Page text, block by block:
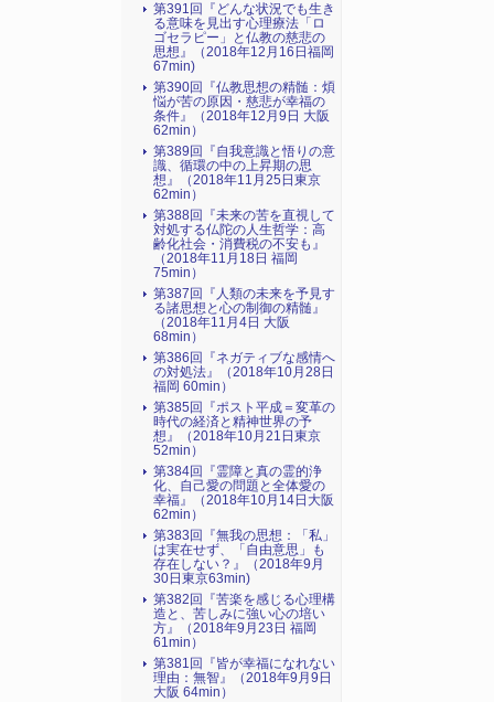
第391回『どんな状況でも生き
る意味を見出す心理療法「ロ
ゴセラピー」と仏教の慈悲の
思想』（2018年12月16日福岡
67min)
第390回『仏教思想の精髄：煩
悩が苦の原因・慈悲が幸福の
条件』（2018年12月9日 大阪
62min）
第389回『自我意識と悟りの意
識、循環の中の上昇期の思
想』（2018年11月25日東京
62min）
第388回『未来の苦を直視して
対処する仏陀の人生哲学：高
齢化社会・消費税の不安も』
（2018年11月18日 福岡
75min）
第387回『人類の未来を予見す
る諸思想と心の制御の精髄』
（2018年11月4日 大阪
68min）
第386回『ネガティブな感情へ
の対処法』（2018年10月28日
福岡 60min）
第385回『ポスト平成＝変革の
時代の経済と精神世界の予
想』（2018年10月21日東京
52min）
第384回『霊障と真の霊的浄
化、自己愛の問題と全体愛の
幸福』（2018年10月14日大阪
62min）
第383回『無我の思想：「私」
は実在せず、「自由意思」も
存在しない？』（2018年9月
30日東京63min)
第382回『苦楽を感じる心理構
造と、苦しみに強い心の培い
方』（2018年9月23日 福岡
61min）
第381回『皆が幸福になれない
理由：無智』（2018年9月9日
大阪 64min）